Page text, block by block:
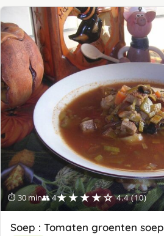
⏱ 30 min👥 4★★★★☆ 4.4 (10)
Soep : Tomaten groenten soep